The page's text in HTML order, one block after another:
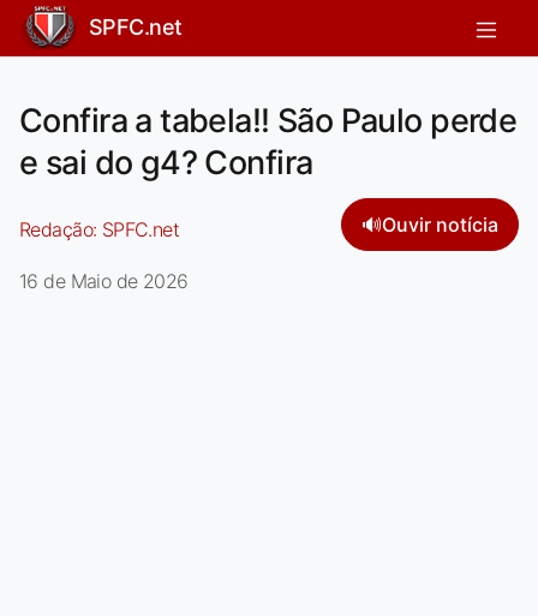
SPFC.net
Confira a tabela!! São Paulo perde
e sai do g4? Confira
Redação: SPFC.net 🔊Ouvir notícia
16 de Maio de 2026